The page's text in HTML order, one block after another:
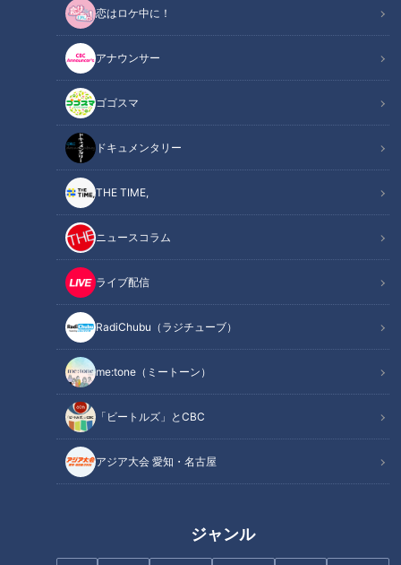
恋はロケ中に！
アナウンサー
ゴゴスマ
ドキュメンタリー
THE TIME,
ニュースコラム
ライブ配信
RadiChubu（ラジチューブ）
me:tone（ミートーン）
「ビートルズ」とCBC
アジア大会 愛知・名古屋
ジャンル
この記事を見たあなたへのおすすめ
国民病「肩こり」原因は首？…
注目のインナーマッスル「頚長
筋（けいちょうきん）」！肩こ
りや首のこりなど不調から身体
を守る方法
がん？ただの風邪？見分けるポ
イントは「２週間」...専門医に
学ぶ！がんの見分け方や早期発
「正月太り」名医おすすめダイ
「ピントが合わない」「視力が
の不調「アイフレイル」の真実